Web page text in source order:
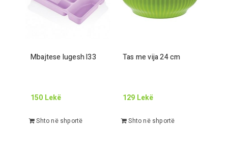
Mbajtese lugesh l33
150 Lekë
Shto në shportë
Tas me vija24cm
129 Lekë
Shto në shportë